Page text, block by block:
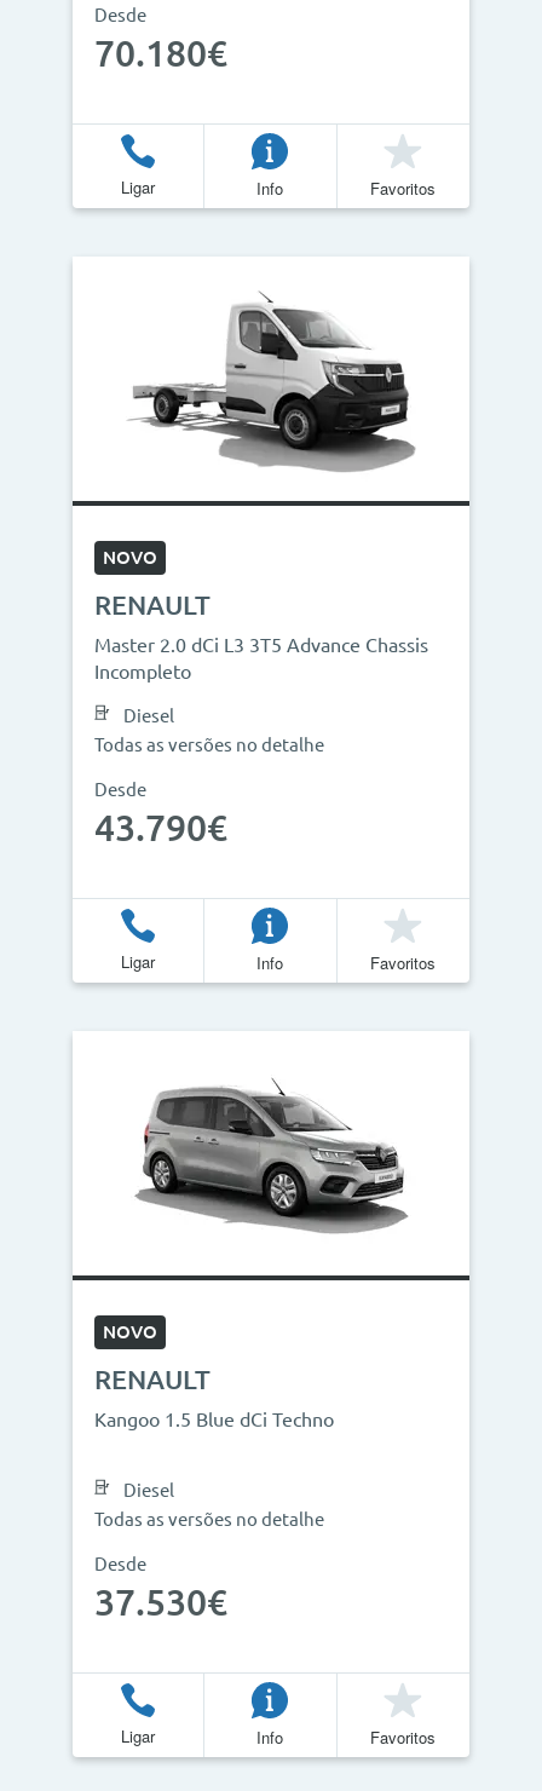
Desde
70.180€
Ligar Info Favoritos
NOVO
RENAULT
Master 2.0 dCi L3 3T5 Advance Chassis
Incompleto
Diesel
Todas as versões no detalhe
Desde
43.790€
Ligar Info Favoritos
NOVO
RENAULT
Kangoo 1.5 Blue dCi Techno
Diesel
Todas as versões no detalhe
Desde
37.530€
Ligar Info Favoritos